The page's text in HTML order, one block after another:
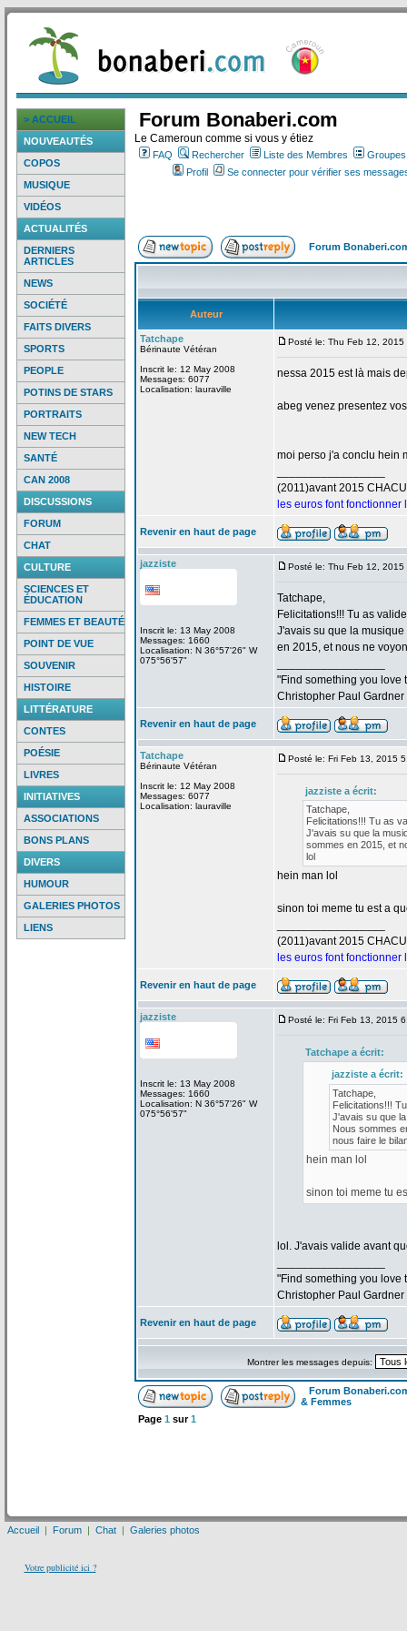
> ACCUEIL
NOUVEAUTÉS
COPOS
MUSIQUE
VIDÉOS
ACTUALITÉS
DERNIERS
ARTICLES
NEWS
SOCIÉTÉ
FAITS DIVERS
SPORTS
PEOPLE
POTINS DE STARS
PORTRAITS
NEW TECH
SANTÉ
CAN 2008
DISCUSSIONS
FORUM
CHAT
CULTURE
SCIENCES ET
ÉDUCATION
FEMMES ET BEAUTÉ
POINT DE VUE
SOUVENIR
HISTOIRE
LITTÉRATURE
CONTES
POÉSIE
LIVRES
INITIATIVES
ASSOCIATIONS
BONS PLANS
DIVERS
HUMOUR
GALERIES PHOTOS
LIENS
Forum Bonaberi.com
Le Cameroun comme si vous y étiez
FAQ Rechercher Liste des Membres
Profil
Se connecter pour vérifier ses
Forum
Auteur
Tatchape
Bérinaute Vétéran
Inscrit le: 12 May 2008
Messages: 6077
Localisation: lauraville
Posté le: Thu Feb 12, 2015
nessa 2015 est là mais
abeg venez presentez
moi perso j'a conclu hein
(2011)avant 2015
les euros font fonctionner
Revenir en haut de page
jazziste
Inscrit le: 13 May 2008
Messages: 1660
Localisation: N 36°57'26" W
075°56'57"
Posté le: Thu Feb 12, 2015
Tatchape,
Felicitations!!! Tu as
J'avais su que la musique
en 2015, et nous ne
"Find something you love
Christopher Paul Gardner
Revenir en haut de page
Tatchape
Bérinaute Vétéran
Inscrit le: 12 May 2008
Messages: 6077
Localisation: lauraville
Posté le: Fri Feb 13, 2015
jazziste a écrit:
Tatchape,
Felicitations!!! Tu as
J'avais su que la
sommes en 2015, et
lol
hein man lol
sinon toi meme tu est a
(2011)avant 2015
les euros font fonctionner
Revenir en haut de page
jazziste
Inscrit le: 13 May 2008
Messages: 1660
Localisation: N 36°57'26" W
075°56'57"
Posté le: Fri Feb 13, 2015
Tatchape a écrit:
jazziste aécrit:
Tatchape,
Felicitations!!!
J'avais su que la
Nous sommes
nous faire le
hein man lol
sinon toi meme tu
lol. J'avais valide avant
"Find something you love
Christopher Paul Gardner
Revenir en haut de page
Montrer les messages depuis:
Forum
& Femmes
Page 1 sur1
Accueil | Forum | Chat | Galeries photos
Votre publicité ici ?